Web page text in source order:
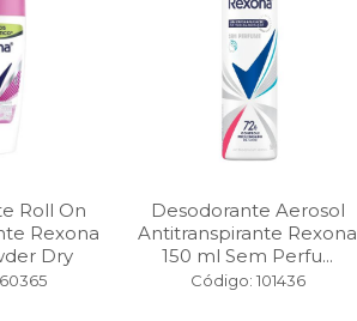
Roll On
Rexona
Dry
Desodorante Aerosol
Antitranspirante Rexona
150 ml Sem Perfu...
Código: 101436